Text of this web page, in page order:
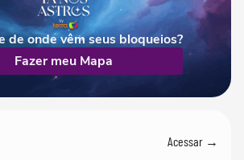
de onde vêm seus bloqueios?
Fazer meu Mapa
Acessar →